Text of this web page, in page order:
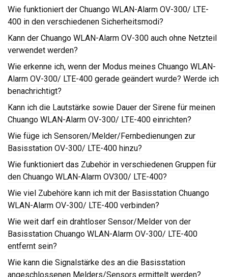
Wie funktioniert der Chuango WLAN-Alarm OV-300/ LTE-
400 in den verschiedenen Sicherheitsmodi?
Kann der Chuango WLAN-Alarm OV-300 auch ohne Netzteil
verwendet werden?
Wie erkenne ich, wenn der Modus meines Chuango WLAN-
Alarm OV-300/ LTE-400 gerade geändert wurde? Werde ich
benachrichtigt?
Kann ich die Lautstärke sowie Dauer der Sirene für meinen
Chuango WLAN-Alarm OV-300/ LTE-400 einrichten?
Wie füge ich Sensoren/Melder/Fernbedienungen zur
Basisstation OV-300/ LTE-400 hinzu?
Wie funktioniert das Zubehör in verschiedenen Gruppen für
den Chuango WLAN-Alarm OV300/ LTE-400?
Wie viel Zubehöre kann ich mit der Basisstation Chuango
WLAN-Alarm OV-300/ LTE-400 verbinden?
Wie weit darf ein drahtloser Sensor/Melder von der
Basisstation Chuango WLAN-Alarm OV-300/ LTE-400
entfernt sein?
Wie kann die Signalstärke des an die Basisstation
angeschlossenen Melders/Sensors ermittelt werden?